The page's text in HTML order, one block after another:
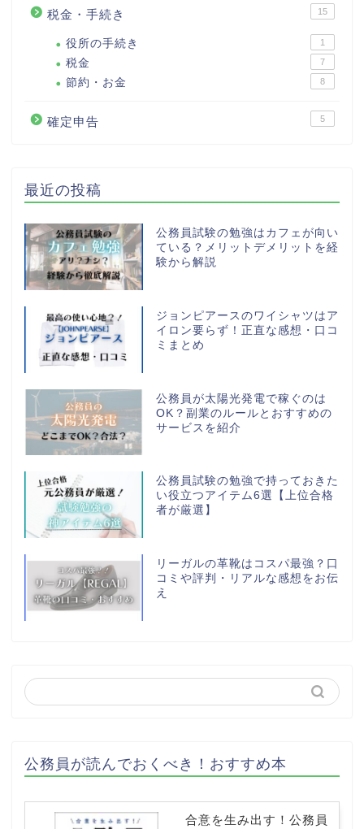
税金・手続き 15
役所の手続き 1
税金 7
節約・お金 8
確定申告 5
最近の投稿
公務員試験の勉強はカフェが向い
ている？メリットデメリットを経
験から解説
ジョンピアースのワイシャツはア
イロン要らず！正直な感想・口コ
ミまとめ
公務員が太陽光発電で稼ぐのは
OK？副業のルールとおすすめの
サービスを紹介
公務員試験の勉強で持っておきた
い役立つアイテム6選【上位合格
者が厳選】
リーガルの革靴はコスパ最強？口
コミや評判・リアルな感想をお伝
え
公務員が読んでおくべき！おすすめ本
合意を生み出す！公務員